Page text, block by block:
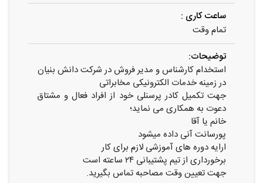
ساعت کاری :
تمام وقت
توضیحات:
استخدام کارشناس و مدیر فروش در شرکت دانش بنیان
در زمینه خدمات الکترونیکی مخابراتی
جهت تکمیل کادر پرسنلی خود از افراد فعال و مشتاق
دعوت به همکاری می نماید؛
خانم یا آقا
پورسانت آنی داده میشود
ارایه دوره های آموزشی لازم برای کار
برخورداری از تیم پشتیبانی ۲۴ ساعته است
جهت تعیین وقت مصاحبه تماس بگیرید.